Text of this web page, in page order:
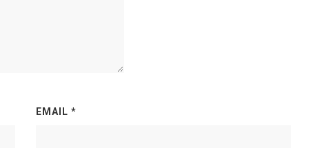
EMAIL *